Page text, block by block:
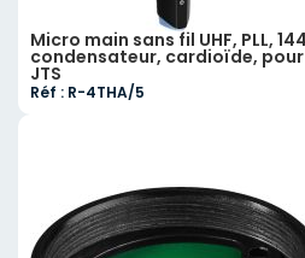
Micro main sans fil UHF, PLL,
condensateur, cardioïde,
JTS
Réf : R-4THA/5